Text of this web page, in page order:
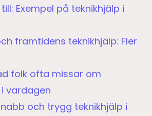
Exempel på teknikhjälp i
framtidens teknikhjälp: Fler
folk ofta missar om
vardagen
och trygg teknikhjälp i